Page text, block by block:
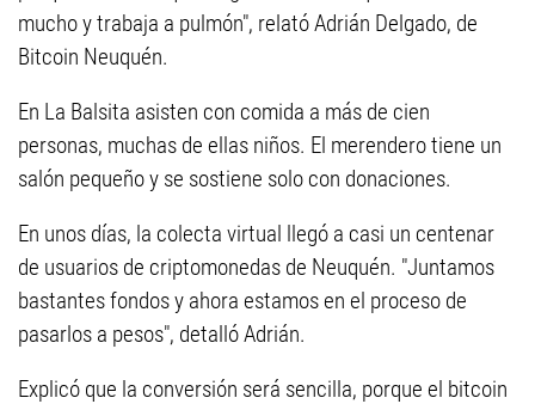
mucho y trabaja a pulmón", relató Adrián Delgado, de
Bitcoin Neuquén.
En La Balsita asisten con comida a más de cien
personas, muchas de ellas niños. El merendero tiene un
salón pequeño y se sostiene solo con donaciones.
En unos días, la colecta virtual llegó a casi un centenar
de usuarios de criptomonedas de Neuquén. "Juntamos
bastantes fondos y ahora estamos en el proceso de
pasarlos a pesos", detalló Adrián.
Explicó que la conversión será sencilla, porque el bitcoin